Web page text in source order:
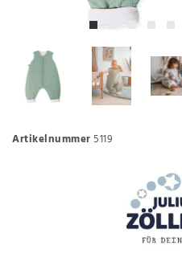
Artikelnummer5119